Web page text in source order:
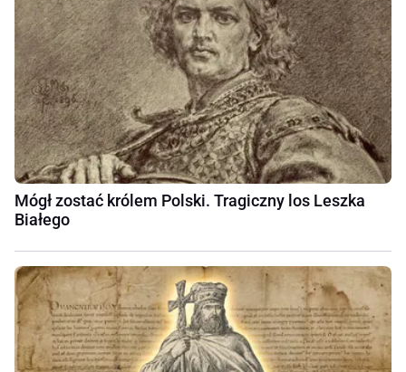
Mógł zostać królem Polski. Tragiczny los Leszka
Białego